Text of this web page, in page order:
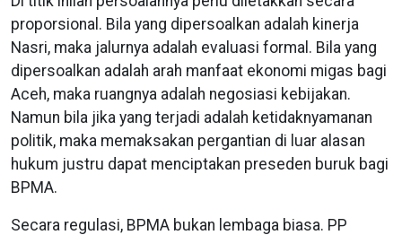
proporsional. Bila yang dipersoalkan adalah kinerja
Nasri, maka jalurnya adalah evaluasi formal. Bila yang
dipersoalkan adalah arah manfaat ekonomi migas bagi
Aceh, maka ruangnya adalah negosiasi kebijakan.
Namun bila jika yang terjadi adalah ketidaknyamanan
politik, maka memaksakan pergantian di luar alasan
hukum justru dapat menciptakan preseden buruk bagi
BPMA.
Secara regulasi, BPMA bukan lembaga biasa. PP